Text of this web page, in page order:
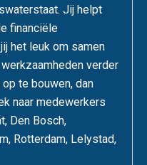
Jij helpt
financiële
het leuk om samen
verder
te bouwen, dan
naar medewerkers
Den Bosch,
Rotterdam, Lelystad,